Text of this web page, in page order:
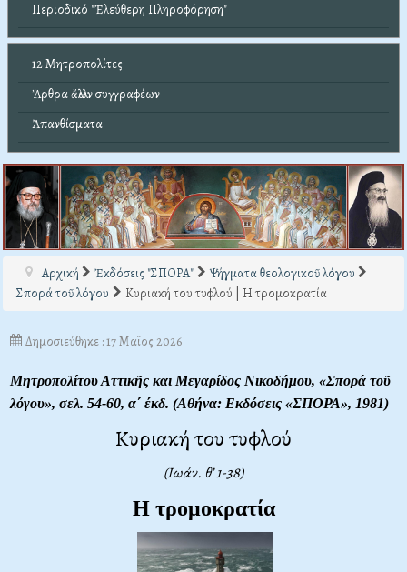
Περιοδικό "Ἐλεύθερη Πληροφόρηση"
12 Μητροπολίτες
Ἄρθρα ἄλλων συγγραφέων
Ἀπανθίσματα
Αρχική Ἐκδόσεις "ΣΠΟΡΑ"
Ψήγματα θεολογικοῦ λόγου
Σπορά τοῦ λόγου
Κυριακή του τυφλού | Η τρομοκρατία
Δημοσιεύθηκε : 17 Μαϊος 2026
Μητροπολίτου Αττικῆς και Μεγαρίδος Νικοδήμου, «Σπορά τοῦ
λόγου», σελ. 54-60, α΄ έκδ. (Αθήνα: Εκδόσεις «ΣΠΟΡΑ», 1981)
Κυριακή του τυφλού
(Ιωάν. θ’ 1-38)
Η τρομοκρατία